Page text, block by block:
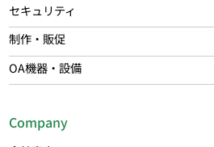
セキュリティ
制作・販促
OA機器・設備
Company